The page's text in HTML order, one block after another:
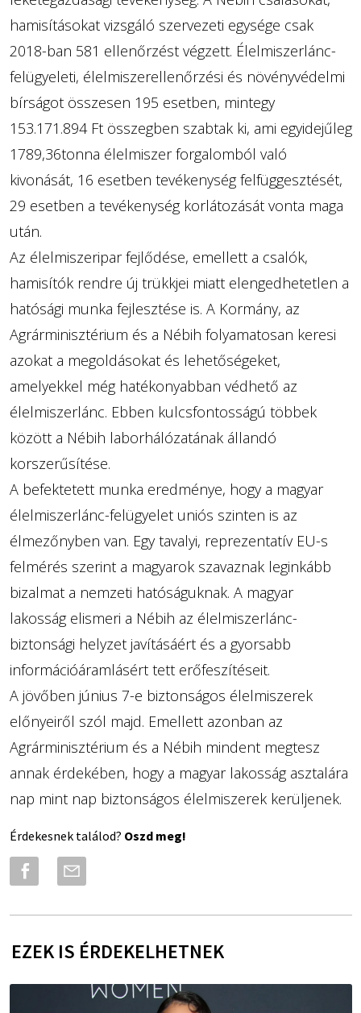
hamisításokat vizsgáló szervezeti egysége csak
2018-ban 581 ellenőrzést végzett. Élelmiszerlánc-
felügyeleti, élelmiszerellenőrzési és növényvédelmi
bírságot összesen 195 esetben, mintegy
153.171.894 Ft összegben szabtak ki, ami egyidejűleg
1789,36tonna élelmiszer forgalomból való
kivonását, 16 esetben tevékenység felfüggesztését,
29 esetben a tevékenység korlátozását vonta maga
után.
Az élelmiszeripar fejlődése, emellett a csalók,
hamisítók rendre új trükkjei miatt elengedhetetlen a
hatósági munka fejlesztése is. A Kormány, az
Agrárminisztérium és a Nébih folyamatosan keresi
azokat a megoldásokat és lehetőségeket,
amelyekkel még hatékonyabban védhető az
élelmiszerlánc. Ebben kulcsfontosságú többek
között a Nébih laborhálózatának állandó
korszerűsítése.
A befektetett munka eredménye, hogy a magyar
élelmiszerlánc-felügyelet uniós szinten is az
élmezőnyben van. Egy tavalyi, reprezentatív EU-s
felmérés szerint a magyarok szavaznak leginkább
bizalmat a nemzeti hatóságuknak. A magyar
lakosság elismeri a Nébih az élelmiszerlánc-
biztonsági helyzet javításáért és a gyorsabb
információáramlásért tett erőfeszítéseit.
A jövőben június 7-e biztonságos élelmiszerek
előnyeiről szól majd. Emellett azonban az
Agrárminisztérium és a Nébih mindent megtesz
annak érdekében, hogy a magyar lakosság asztalára
nap mint nap biztonságos élelmiszerek kerüljenek.
Érdekesnek találod? Oszd meg!
EZEK IS ÉRDEKELHETNEK